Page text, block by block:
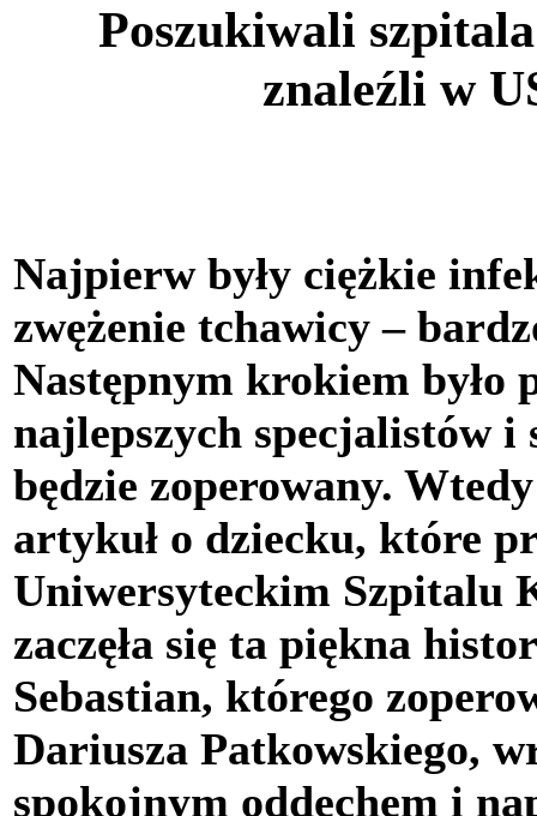
Poszukiwali
znaleźli w
Najpierw były ciężkie
zwężenie tchawicy –
Następnym krokiem było
najlepszych specjalistów
będzie zoperowany.
artykuł o dziecku, które
Uniwersyteckim Szpitalu
zaczęła się ta piękna
Sebastian, którego
Dariusza Patkowskiego,
spokojnym oddechem i